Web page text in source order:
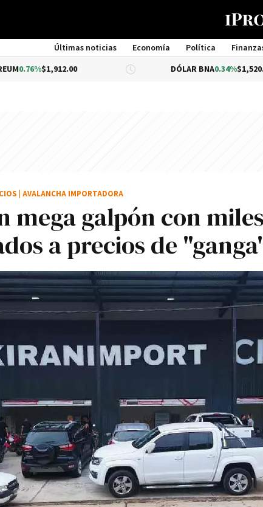
Últimas noticias Economía Política
DÓLAR BNA 0.34%$1,520.00
mega galpón con
a precios de
AVALANCHA IMPORTADORA